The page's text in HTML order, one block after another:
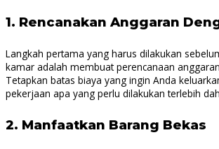
1. Rencanakan Anggaran
Langkah pertama yang harus dilakukan
kamar adalah membuat perencanaan
Tetapkan batas biaya yang ingin Anda
pekerjaan apa yang perlu dilakukan terlebih
2. Manfaatkan Barang Bekas